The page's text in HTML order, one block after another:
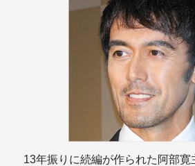
13年振りに続編が作られた阿部寛